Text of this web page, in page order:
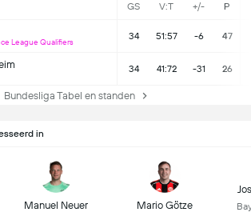
GS V:T +/- P
League Qualifiers
34 51:57 -6 47
34 41:72 -31 26
Tabel en standen
in
Manuel Neuer Mario Götze